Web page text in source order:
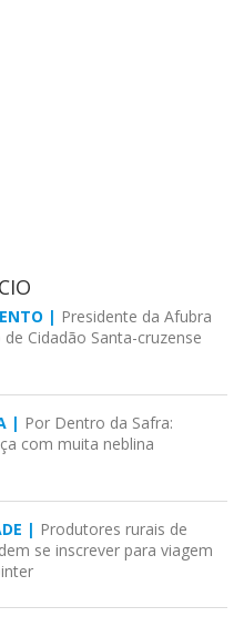
| Presidente da Afubra
Cidadão Santa-cruzense
| Por Dentro da Safra:
com muita neblina
| Produtores rurais de
se inscrever para viagem